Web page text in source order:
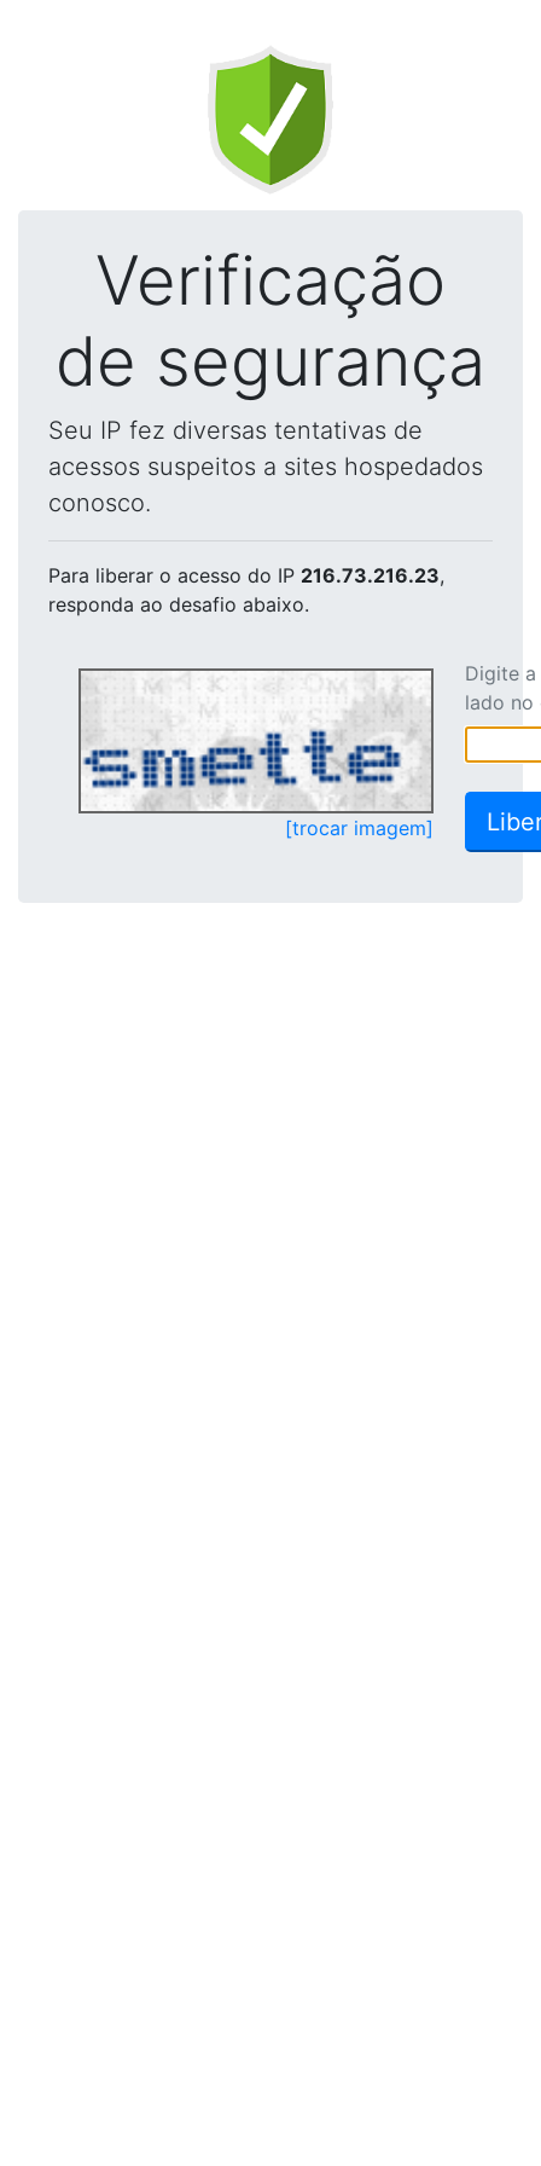
Verificação
de segurança
Seu IP fez diversas tentativas de
acessos suspeitos a sites hospedados
conosco.
Para liberar o acesso do IP 216.73.216.23,
responda ao desafio abaixo.
[trocar imagem]
Digite
lado no